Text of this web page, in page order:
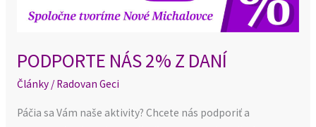
PODPORTE NÁS 2% Z DANÍ
Články/ Radovan Geci
Páčia sa Vám naše aktivity? Chcete nás podporiť a